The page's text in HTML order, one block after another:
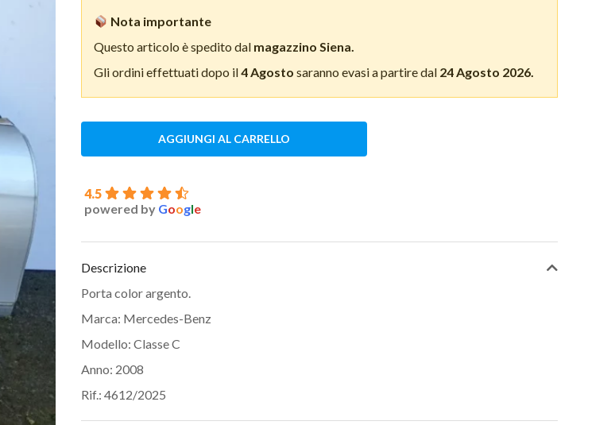
Nota importante
Questo articolo è spedito dal magazzino Siena.
Gli ordini effettuati dopo il4 Agosto saranno evasi a partire dal 24 Agosto 2026.
AGGIUNGI AL CARRELLO
4.5
powered by Google
Descrizione
Porta color argento.
Marca: Mercedes-Benz
Modello: Classe C
Anno: 2008
Rif.: 4612/2025